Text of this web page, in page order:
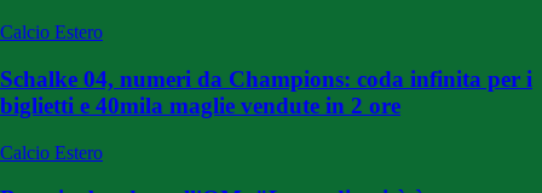
Calcio Estero
Schalke 04, numeri da Champions: coda infinita per i
biglietti e 40mila maglie vendute in 2 ore
Calcio Estero